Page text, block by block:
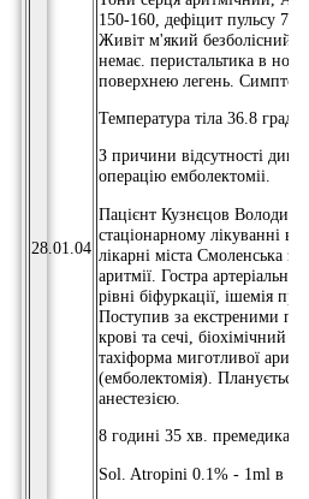
28.01.04
150-160, дефіцит пульсу
Живіт м'який безболісний,
немає. перистальтика в
поверхнею легень.
Температура тіла 36.8
З причини відсутності
операцію емболектоміі.
Пацієнт Кузнєцов
стаціонарному лікуванні в
лікарні міста Смоленська з
аритмії. Гостра артеріальна
рівні біфуркації, ішемія
Поступив за екстреними
крові та сечі, біохімічний
тахіформа миготливої
(емболектомія). Планується
анестезією.
8 годині 35 хв.
Sol. Atropini 0.1% - 1ml в / в